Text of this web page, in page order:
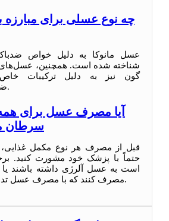
چه نوع عسلی برای مبارزه
عسل مانوکا به دلیل خواص
شناخته شده است. همچنین، عسل‌های
گون نیز به دلیل ترکیبات
ضدسرطانی دارند.
آیا مصرف عسل برای همه
سرطان
قبل از مصرف هر نوع مکمل
حتماً با پزشک خود مشورت کنید.
است به عسل آلرژی داشته باشند
مصرف کنند که با مصرف عسل تداخل داشته باشد.